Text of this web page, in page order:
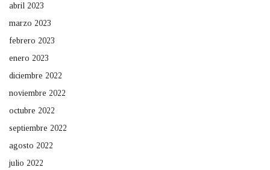
abril 2023
marzo 2023
febrero 2023
enero 2023
diciembre 2022
noviembre 2022
octubre 2022
septiembre 2022
agosto 2022
julio 2022